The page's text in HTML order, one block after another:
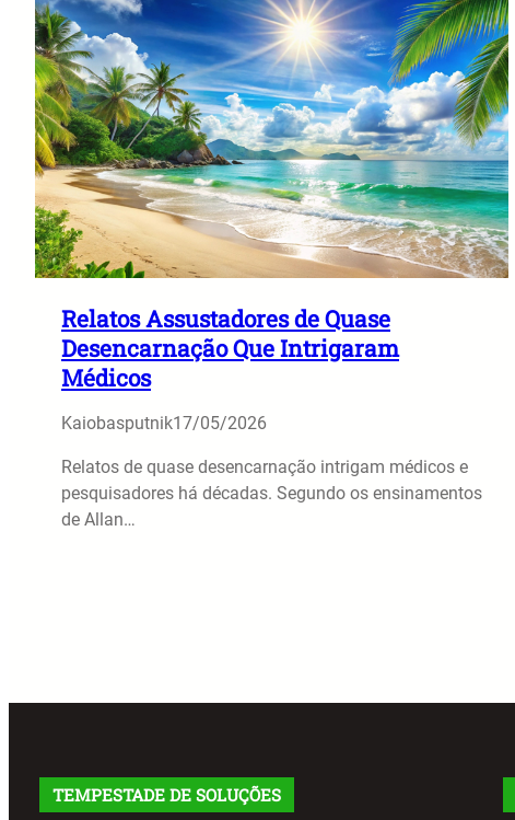
Relatos Assustadores de Quase
Desencarnação Que Intrigaram
Médicos
Kaiobasputnik17/05/2026
Relatos de quase desencarnação intrigam médicos e
pesquisadores há décadas. Segundo os ensinamentos
de Allan…
TEMPESTADE DE SOLUÇÕES